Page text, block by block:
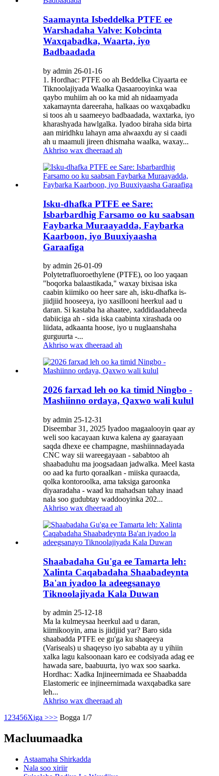
Saamaynta Isbeddelka PTFE ee
Warshadaha Valve: Kobcinta
Waxqabadka, Waarta, iyo
Badbaadada
by admin 26-01-16
1. Hordhac: PTFE oo ah Beddelka Ciyaarta ee
Tiknoolajiyada Waalka​ Qasaarooyinka waa
qaybo muhiim ah oo ka mid ah nidaamyada
xakamaynta dareeraha, halkaas oo waxqabadku
si toos ah u saameeyo badbaadada, waxtarka, iyo
kharashyada hawlgalka. Iyadoo biraha sida birta
aan miridhku lahayn ama alwaaxdu ay si caadi
ah u maamuli jireen dhismaha waalka, waxay...
Akhriso wax dheeraad ah
Isku-dhafka PTFE ee Sare:
Isbarbardhig Farsamo oo ku saabsan
Faybarka Muraayadda, Faybarka
Kaarboon, iyo Buuxiyaasha
Garaafiga
by admin 26-01-09
Polytetrafluoroethylene (PTFE), oo loo yaqaan
"boqorka balaastikada," waxay bixisaa iska
caabin kiimiko oo heer sare ah, isku-dhafka is-
jiidjiid hooseeya, iyo xasillooni heerkul aad u
daran. Si kastaba ha ahaatee, xaddidaadaheeda
dabiiciga ah - sida iska caabinta xirashada oo
liidata, adkaanta hoose, iyo u nuglaanshaha
gurguurta -...
Akhriso wax dheeraad ah
2026 farxad leh oo ka timid Ningbo -
Mashiinno ordaya, Qaxwo wali kulul
by admin 25-12-31
Diseembar 31, 2025 Iyadoo magaalooyin qaar ay
weli soo kacayaan kuwa kalena ay gaarayaan
saqda dhexe ee champagne, mashiinnadayada
CNC way sii wareegayaan - sababtoo ah
shaabaduhu ma joogsadaan jadwalka. Meel kasta
oo aad ka furto qoraalkan - miiska quraacda,
qolka kontoroolka, ama taksiga garoonka
diyaaradaha - waad ku mahadsan tahay inaad
nala soo gudubtay waddooyinka 202...
Akhriso wax dheeraad ah
Shaabadaha Gu'ga ee Tamarta leh:
Xalinta Caqabadaha Shaabadeynta
Ba'an iyadoo la adeegsanayo
Tiknoolajiyada Kala Duwan
by admin 25-12-18
Ma la kulmeysaa heerkul aad u daran,
kiimikooyin, ama is jiidjiid yar? Baro sida
shaabadda PTFE ee gu'ga ku shaqeeya
(Variseals) u shaqeyso iyo sababta ay u yihiin
xalka lagu kalsoonaan karo ee codsiyada adag ee
hawada sare, baabuurta, iyo wax soo saarka.
Hordhac: Xadka Injineernimada ee Shaabadda
Elastomeric ee injineernimada waxqabadka sare
leh...
Akhriso wax dheeraad ah
1 23456Xiga >>> Bogga 1/7
Macluumaadka
Astaamaha Shirkadda
Nala soo xiriir